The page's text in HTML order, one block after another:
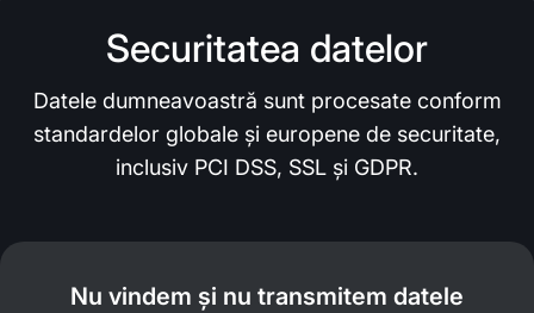
Securitatea datelor
Datele dumneavoastră sunt procesate conform
standardelor globale și europene de securitate,
inclusiv PCI DSS, SSL și GDPR.
Nu vindem și nu transmitem datele